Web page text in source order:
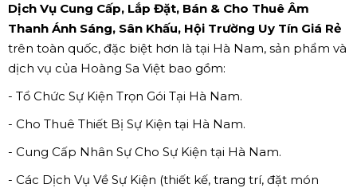
Dịch Vụ Cung Cấp, Lắp Đặt, Bán & Cho Thuê Âm
Thanh Ánh Sáng, Sân Khấu, Hội Trường Uy Tín Giá Rẻ
trên toàn quốc, đặc biệt hơn là tại Hà Nam, sản phẩm và
dịch vụ của Hoàng Sa Việt bao gồm:
- Tổ Chức Sự Kiện Trọn Gói Tại Hà Nam.
- Cho Thuê Thiết Bị Sự Kiện tại Hà Nam.
- Cung Cấp Nhân Sự Cho Sự Kiện tại Hà Nam.
- Các Dịch Vụ Về Sự Kiện (thiết kế, trang trí, đặt món